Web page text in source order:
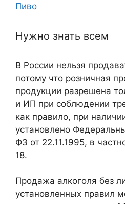
Пиво
Нужно знать всем
В России нельзя
потому что розничная
продукции разрешена
и ИП при соблюдении
как правило, при
установлено
ФЗ от 22.11.1995, в
18.
Продажа алкоголя без
установленных правил